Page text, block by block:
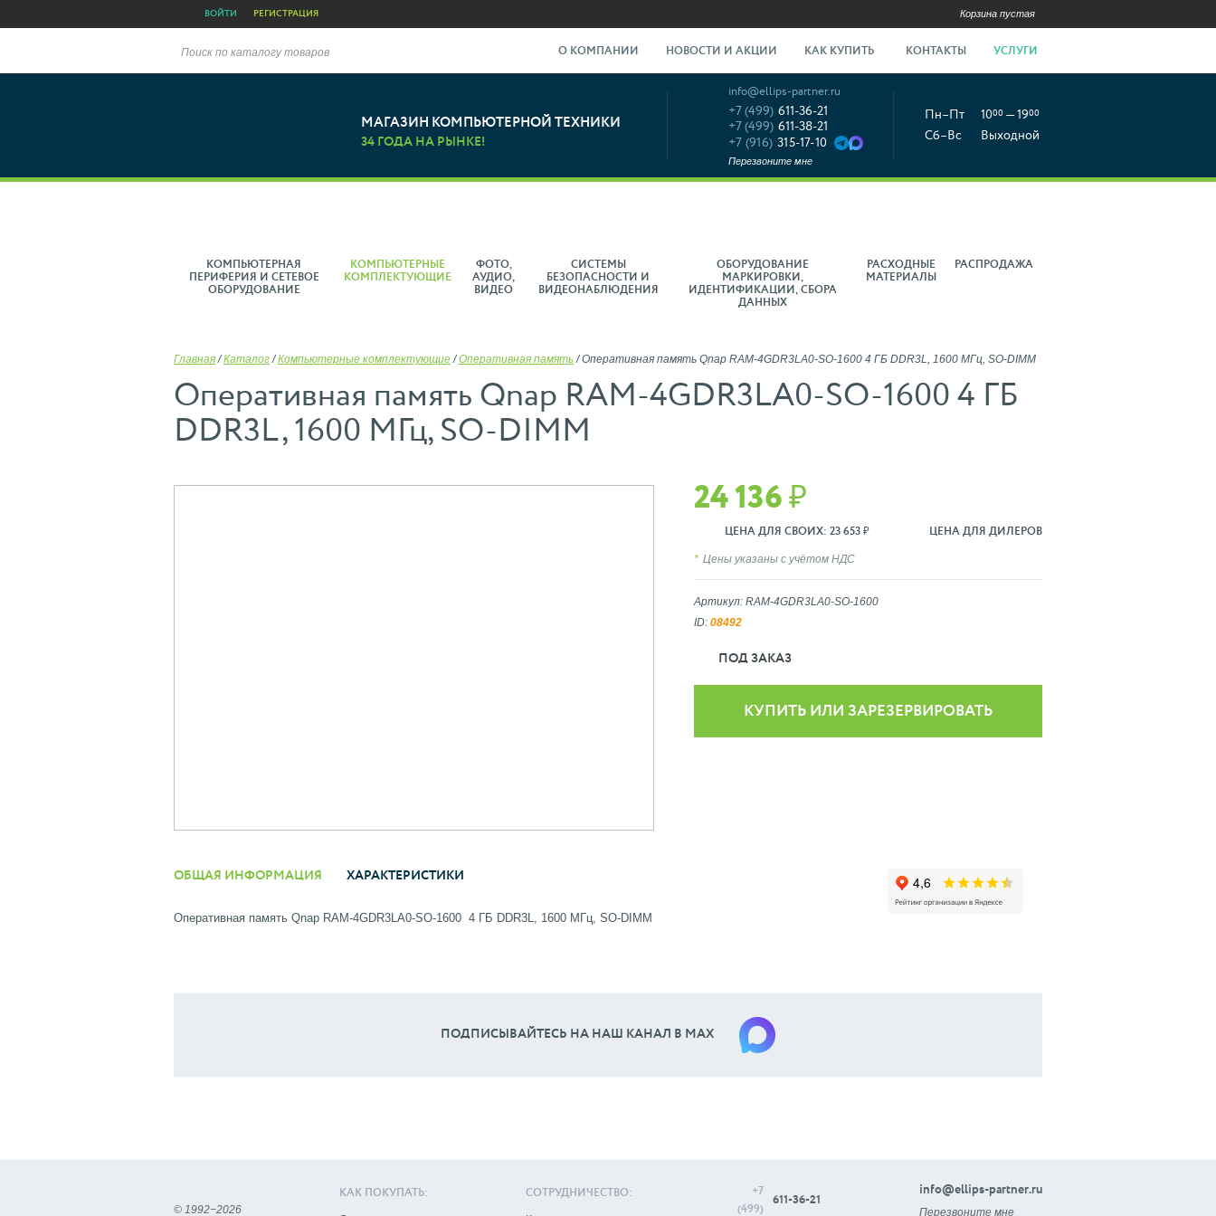
ВОЙТИ РЕГИСТРАЦИЯ Корзина пустая
Поиск по каталогу товаров О КОМПАНИИ НОВОСТИ И АКЦИИ КАК КУПИТЬ КОНТАКТЫ УСЛУГИ
МАГАЗИН КОМПЬЮТЕРНОЙ ТЕХНИКИ
34 ГОДА НА РЫНКЕ!
info@ellips-partner.ru
+7 (499) 611-36-21
+7 (499) 611-38-21
+7 (916) 315-17-10
Перезвоните мне
Пн–Пт 1000 — 1900
Сб–Вс Выходной
КОМПЬЮТЕРНАЯ
ПЕРИФЕРИЯ И СЕТЕВОЕ
ОБОРУДОВАНИЕ
КОМПЬЮТЕРНЫЕ
КОМПЛЕКТУЮЩИЕ
ФОТО,
АУДИО,
ВИДЕО
СИСТЕМЫ
БЕЗОПАСНОСТИ И
ВИДЕОНАБЛЮДЕНИЯ
ОБОРУДОВАНИЕ
МАРКИРОВКИ,
ИДЕНТИФИКАЦИИ, СБОРА
ДАННЫХ
РАСХОДНЫЕ
МАТЕРИАЛЫ
РАСПРОДАЖА
Главная /Каталог /Компьютерные комплектующие /Оперативная память /Оперативная память Qnap RAM-4GDR3LA0-SO-1600 4 ГБ DDR3L, 1600 МГц, SO-DIMM
Оперативная память Qnap RAM-4GDR3LA0-SO-1600 4 ГБ
DDR3L, 1600 МГц, SO-DIMM
24 136 ₽
ЦЕНА ДЛЯ СВОИХ: 23 653 ₽ ЦЕНА ДЛЯ ДИЛЕРОВ
Цены указаны с учётом НДС
Артикул: RAM-4GDR3LA0-SO-1600
ID: 08492
ПОД ЗАКАЗ
КУПИТЬ ИЛИ ЗАРЕЗЕРВИРОВАТЬ
ОБЩАЯ ИНФОРМАЦИЯ ХАРАКТЕРИСТИКИ
Оперативная память Qnap RAM-4GDR3LA0-SO-1600 4 ГБ DDR3L, 1600 МГц, SO-DIMM
ПОДПИСЫВАЙТЕСЬ НА НАШ КАНАЛ В МАХ
© 1992−2026
КАК ПОКУПАТЬ: СОТРУДНИЧЕСТВО:
+7
(499)
611-36-21
info@ellips-partner.ru
Перезвоните мне